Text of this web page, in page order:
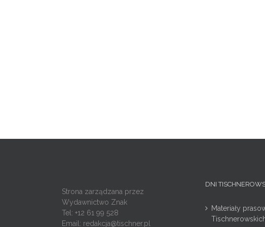
Strona zarządzana przez
Wydawnictwo Znak
Tel: +12 61 99 528
Email: redakcja@tischner.pl
DNI
Materiały